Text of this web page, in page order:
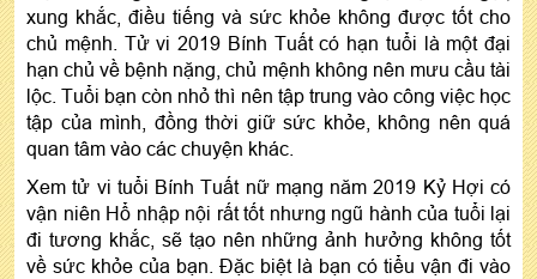
xung khắc, điều tiếng và sức khỏe không được tốt cho
chủ mệnh. Tử vi 2019 Bính Tuất có hạn tuổi là một đại
hạn chủ về bệnh nặng, chủ mệnh không nên mưu cầu tài
lộc. Tuổi bạn còn nhỏ thì nên tập trung vào công việc học
tập của mình, đồng thời giữ sức khỏe, không nên quá
quan tâm vào các chuyện khác.
Xem tử vi tuổi Bính Tuất nữ mạng năm 2019 Kỷ Hợi có
vận niên Hổ nhập nội rất tốt nhưng ngũ hành của tuổi lại
đi tương khắc, sẽ tạo nên những ảnh hưởng không tốt
về sức khỏe của bạn. Đặc biệt là bạn có tiểu vận đi vào